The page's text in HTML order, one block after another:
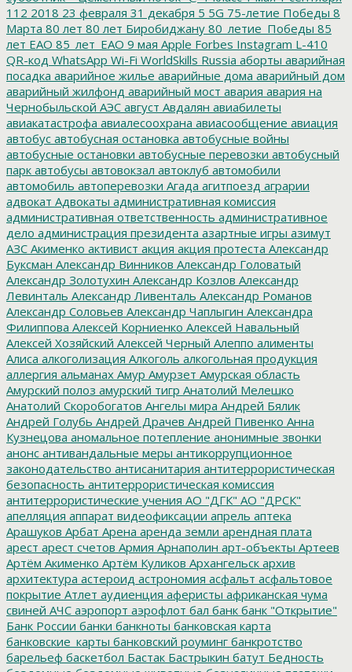
112 2018 23 февраля 31 декабря 5 5G 75-летие Победы 8
Марта 80 лет 80 лет Биробиджану 80_летие_Победы 85
лет ЕАО 85_лет_ЕАО 9 мая Apple Forbes Instagram L-410
QR-код WhatsApp Wi-Fi WorldSkills Russia аборты аварийная
посадка аварийное жилье аварийные дома аварийный дом
аварийный жилфонд аварийный мост авария авария на
Чернобыльской АЭС август Авдалян авиабилеты
авиакатастрофа авиалесоохрана авиасообщение авиация
автобус автобусная остановка автобусные войны
автобусные остановки автобусные перевозки автобусный
парк автобусы автовокзал автоклуб автомобили
автомобиль автоперевозки Агада агитпоезд аграрии
адвокат Адвокаты административная комиссия
административная ответственность административное
дело администрация президента азартные игры азимут
АЗС Акименко активист акция акция протеста Александр
Буксман Александр Винников Александр Головатый
Александр Золотухин Александр Козлов Александр
Левинталь Александр Ливенталь Александр Романов
Александр Соловьев Александр Чаплыгин Александра
Филиппова Алексей Корниенко Алексей Навальный
Алексей Хозяйский Алексей Черный Алеппо алименты
Алиса алкоголизация Алкоголь алкогольная продукция
аллергия альманах Амур Амурзет Амурская область
Амурский полоз амурский тигр Анатолий Мелешко
Анатолий Скоробогатов Ангелы мира Андрей Бялик
Андрей Голубь Андрей Драчев Андрей Пивенко Анна
Кузнецова аномальное потепление анонимные звонки
анонс антивандальные меры антикоррупционное
законодательство антисанитария антитеррористическая
безопасность антитеррористическая комиссия
антитеррористические учения АО "ДГК" АО "ДРСК"
апелляция аппарат видеофиксации апрель аптека
Арашуков Арбат Арена аренда земли арендная плата
арест арест счетов Армия Арнаполин арт-объекты Артеев
Артём Акименко Артём Куликов Архангельск архив
архитектура астероид астрономия асфальт асфальтовое
покрытие Атлет аудиенция аферисты африканская чума
свиней АЧС аэропорт аэрофлот бал банк банк "Открытие"
Банк России банки банкноты банковская карта
банковские_карты банковский роуминг банкротство
барельеф баскетбол Бастак Бастрыкин батут Бедность